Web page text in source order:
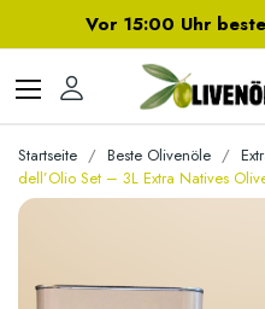
Vor 15:00 Uhr
Startseite Beste Olivenöle
dell’Olio Set – 3L Extra Natives